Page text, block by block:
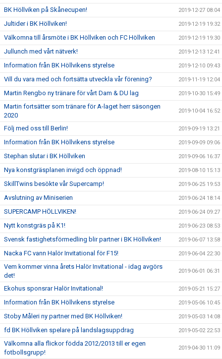
BK Höllviken på Skånecupen! 2019-12-27 08:04
Jultider i BK Höllviken! 2019-12-19 19:32
Välkomna till årsmöte i BK Höllviken och FC Höllviken 2019-12-19 19:30
Jullunch med vårt nätverk! 2019-12-13 12:41
Information från BK Höllvikens styrelse 2019-12-10 09:43
Vill du vara med och fortsätta utveckla vår förening? 2019-11-19 12:04
Martin Rengbo ny tränare för vårt Dam & DU lag 2019-10-30 15:49
Martin fortsätter som tränare för A-laget herr säsongen
2020
2019-10-04 16:52
Följ med oss till Berlin! 2019-09-19 13:21
Information från BK Höllvikens styrelse 2019-09-09 09:06
Stephan slutar i BK Höllviken 2019-09-06 16:37
Nya konstgräsplanen invigd och öppnad! 2019-08-10 15:13
SkillTwins besökte vår Supercamp! 2019-06-25 19:53
Avslutning av Miniserien 2019-06-24 18:14
SUPERCAMP HÖLLVIKEN! 2019-06-24 09:27
Nytt konstgräs på K1! 2019-06-23 08:53
Svensk fastighetsförmedling blir partner i BK Höllviken! 2019-06-07 13:58
Nacka FC vann Halör Invitational för F15! 2019-06-04 22:30
Vem kommer vinna årets Halör Invitational - idag avgörs
det!
2019-06-01 06:31
Ekohus sponsrar Halör Invitational! 2019-05-21 15:27
Information från BK Höllvikens styrelse 2019-05-06 10:45
Stoby Måleri ny partner med BK Höllviken! 2019-05-03 14:08
fd BK Höllviken spelare på landslagsuppdrag 2019-05-02 22:53
Välkomna alla flickor födda 2012/2013 till er egen
fotbollsgrupp!
2019-04-30 11:09